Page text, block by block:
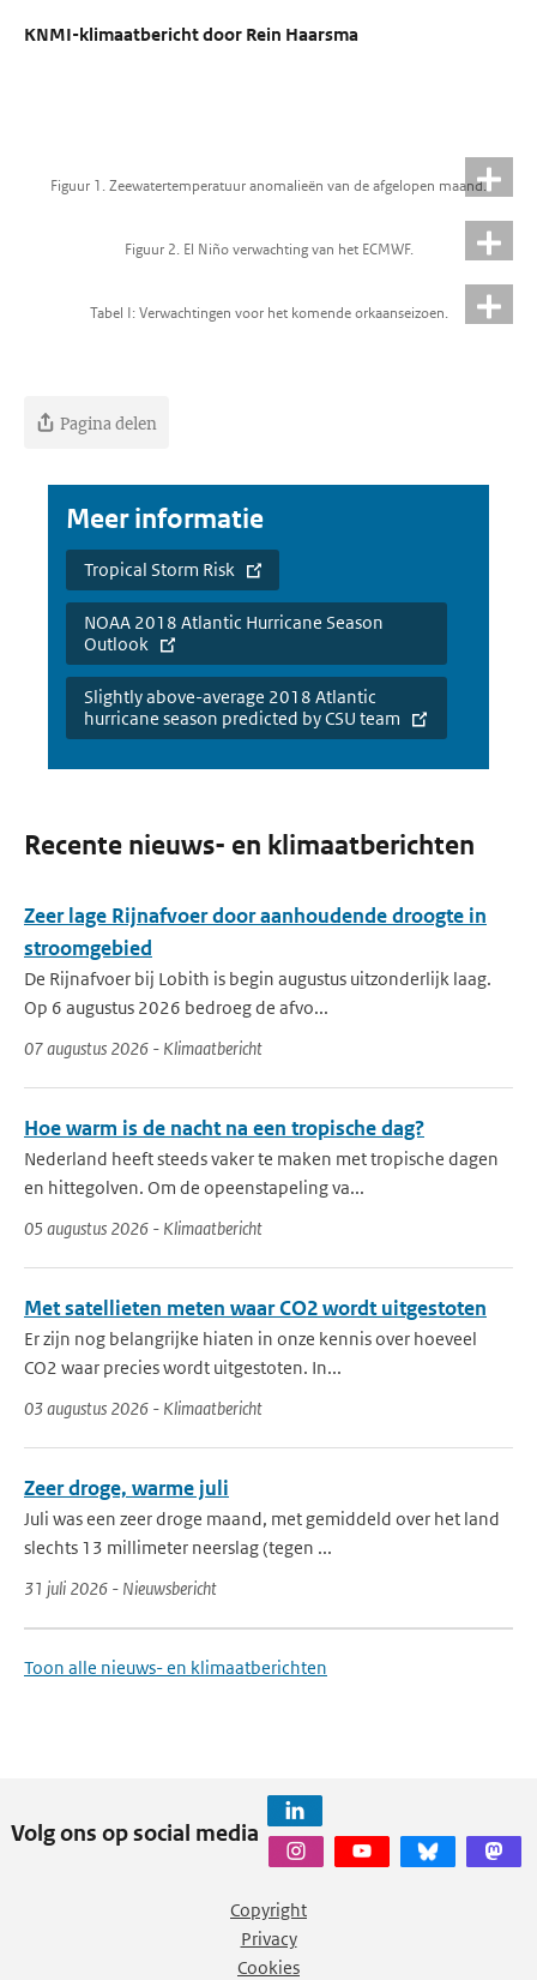
KNMI-klimaatbericht door Rein Haarsma
Figuur 1. Zeewatertemperatuur anomalieën van de afgelopen maand.
Figuur 2. El Niño verwachting van het ECMWF.
Tabel I: Verwachtingen voor het komende orkaanseizoen.
Pagina delen
Meer informatie
Tropical Storm Risk
NOAA 2018 Atlantic Hurricane Season
Outlook
Slightly above-average 2018 Atlantic
hurricane season predicted by CSU team
Recente nieuws- en klimaatberichten
Zeer lage Rijnafvoer door aanhoudende droogte in
stroomgebied
De Rijnafvoer bij Lobith is begin augustus uitzonderlijk laag.
Op 6 augustus 2026 bedroeg de afvo...
07 augustus 2026 - Klimaatbericht
Hoe warm is de nacht na een tropische dag?
Nederland heeft steeds vaker te maken met tropische dagen
en hittegolven. Om de opeenstapeling va...
05 augustus 2026 - Klimaatbericht
Met satellieten meten waar CO2 wordt uitgestoten
Er zijn nog belangrijke hiaten in onze kennis over hoeveel
CO2 waar precies wordt uitgestoten. In...
03 augustus 2026 - Klimaatbericht
Zeer droge, warme juli
Juli was een zeer droge maand, met gemiddeld over het land
slechts 13 millimeter neerslag (tegen ...
31 juli 2026 - Nieuwsbericht
Toon alle nieuws- en klimaatberichten
Volg ons op social media
Copyright
Privacy
Cookies